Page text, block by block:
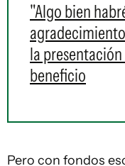
"Algo bien
la
beneficio
Pero con fondos